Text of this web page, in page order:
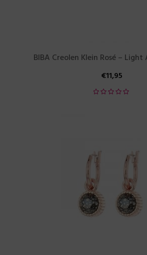
BIBA Creolen Klein Rosé –
€11,95